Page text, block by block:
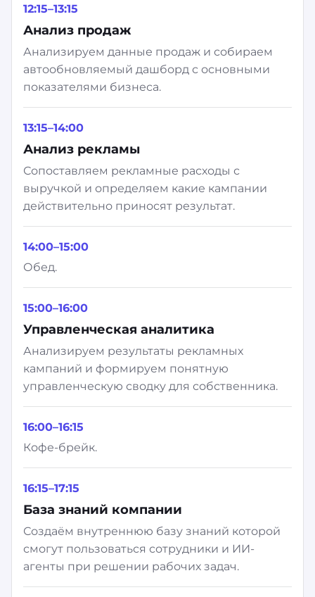
12:15–13:15
Анализ продаж
Анализируем данные продаж и собираем
автообновляемый дашборд с основными
показателями бизнеса.
13:15–14:00
Анализ рекламы
Сопоставляем рекламные расходы с
выручкой и определяем какие кампании
действительно приносят результат.
14:00–15:00
Обед.
15:00–16:00
Управленческая аналитика
Анализируем результаты рекламных
кампаний и формируем понятную
управленческую сводку для собственника.
16:00–16:15
Кофе-брейк.
16:15–17:15
База знаний компании
Создаём внутреннюю базу знаний которой
смогут пользоваться сотрудники и ИИ-
агенты при решении рабочих задач.